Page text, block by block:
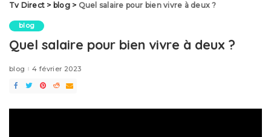
Tv Direct > blog> Quel salaire pour bien vivre à deux ?
blog
Quel salaire pour bien vivre à deux ?
blog 4 février 2023